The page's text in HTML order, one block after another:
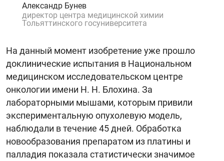
Александр Бунев
директор центра медицинской химии
Тольяттинского госуниверситета
На данный момент изобретение уже прошло
доклинические испытания в Национальном
медицинском исследовательском центре
онкологии имени Н. Н. Блохина. За
лабораторными мышами, которым привили
экспериментальную опухолевую модель,
наблюдали в течение 45 дней. Обработка
новообразования препаратом из платины и
палладия показала статистически значимое